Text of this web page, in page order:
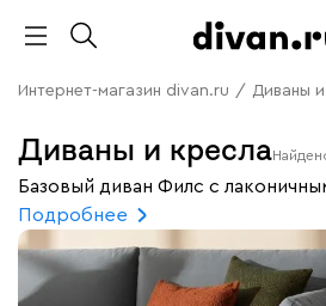
Интернет-магазин divan.ru / Диваны
Диваны и кресла
Базовый диван Филс с
Подробнее